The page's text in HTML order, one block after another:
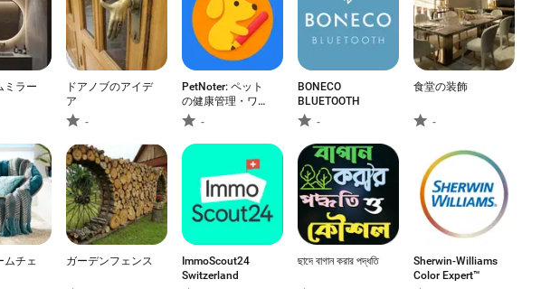
ミラー
ドアノブのアイデ
ア
-
PetNoter: ペット
の健康管理・ワク
チン -
BONECO
BLUETOOTH
-
食堂の装飾
-
ムチェ
ガーデンフェンス
ImmoScout24
Switzerland
ছাদে বাগান করার পদ্ধতি
Sherwin-Williams
Color Expert™